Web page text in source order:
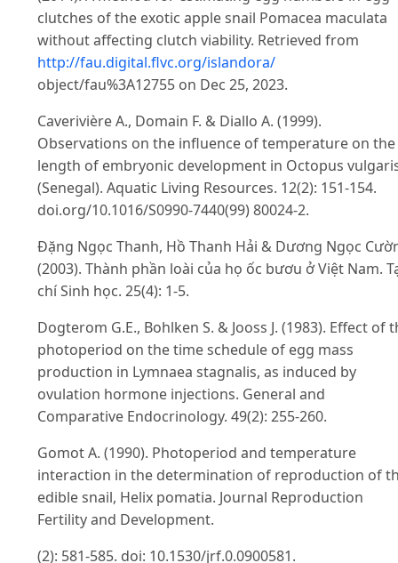
clutches of the exotic apple snail Pomacea maculata
without affecting clutch viability. Retrieved from
http://fau.digital.flvc.org/islandora/
object/fau%3A12755 on Dec 25, 2023.
Caverivière A., Domain F. & Diallo A. (1999).
Observations on the influence of temperature on the
length of embryonic development in Octopus
(Senegal). Aquatic Living Resources. 12(2): 151-154.
doi.org/10.1016/S0990-7440(99) 80024-2.
Đặng Ngọc Thanh, Hồ Thanh Hải & Dương Ngọc
(2003). Thành phần loài của họ ốc bươu ở Việt Nam.
chí Sinh học. 25(4): 1-5.
Dogterom G.E., Bohlken S. & Jooss J. (1983). Effect of
photoperiod on the time schedule of egg mass
production in Lymnaea stagnalis, as induced by
ovulation hormone injections. General and
Comparative Endocrinology. 49(2): 255-260.
Gomot A. (1990). Photoperiod and temperature
interaction in the determination of reproduction of
edible snail, Helix pomatia. Journal Reproduction
Fertility and Development.
(2): 581-585. doi: 10.1530/jrf.0.0900581.